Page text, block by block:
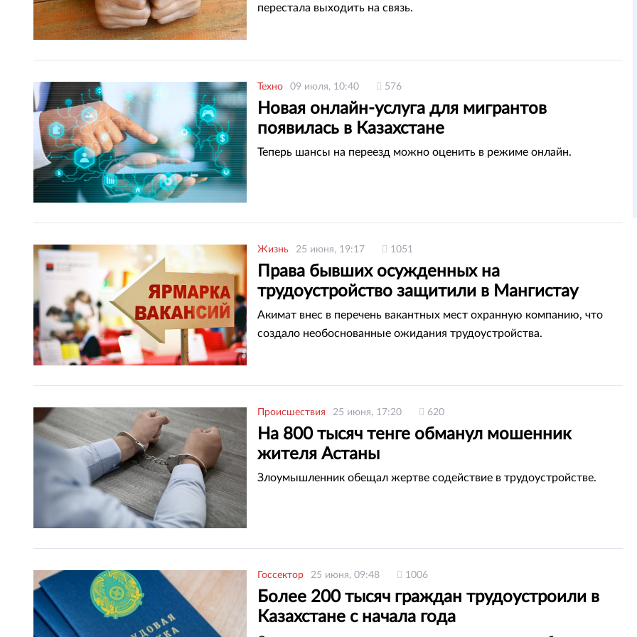
перестала выходить на связь.
Техно 09 июля, 10:40 576
Новая онлайн-услуга для мигрантов
появилась в Казахстане
Теперь шансы на переезд можно оценить в режиме онлайн.
Жизнь 25 июня, 19:17 1051
Права бывших осужденных на
трудоустройство защитили в Мангистау
Акимат внес в перечень вакантных мест охранную компанию, что
создало необоснованные ожидания трудоустройства.
Происшествия 25 июня, 17:20 620
На 800 тысяч тенге обманул мошенник
жителя Астаны
Злоумышленник обещал жертве содействие в трудоустройстве.
Госсектор 25 июня, 09:48 1006
Более 200 тысяч граждан трудоустроили в
Казахстане с начала года